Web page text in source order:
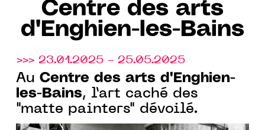
Centre des arts
d'Enghien-les-Bains
>>> 23.01.2025 - 25.05.2025
Au Centre des arts d'Enghien-
les-Bains, l’art caché des
"matte painters" dévoilé.